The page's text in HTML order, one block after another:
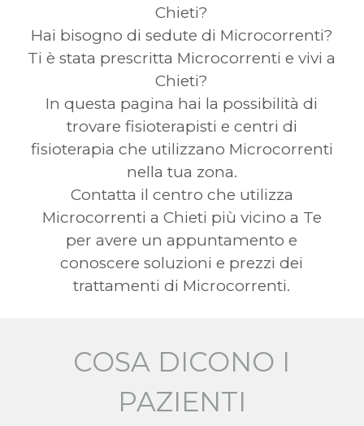
Chieti?
Hai bisogno di sedute di Microcorrenti?
Ti è stata prescritta Microcorrenti e vivi a
Chieti?
In questa pagina hai la possibilità di
trovare fisioterapisti e centri di
fisioterapia che utilizzano Microcorrenti
nella tua zona.
Contatta il centro che utilizza
Microcorrenti a Chieti più vicino a Te
per avere un appuntamento e
conoscere soluzioni e prezzi dei
trattamenti di Microcorrenti.
COSA DICONO I
PAZIENTI